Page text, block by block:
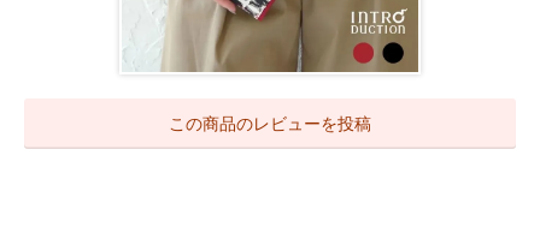
この商品のレビューを投稿